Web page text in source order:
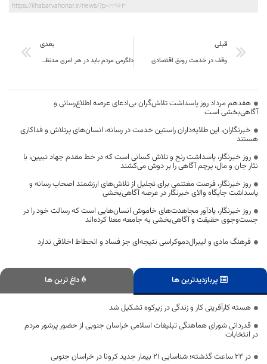
https://khabarvahonar.ir/news/?p=22963
قبلی
وقف در خدمت رونق اقتصادی
بعدی
دلگرمی مردم باید در هر امری مدنظر قرار گیرد
هفدهم مرداد روز پاسداشت تلاش‌گران بی‌ادعای عرصه اطلاع‌رسانی و
آگاهی‌بخشی است
خبرنگاران، این طلایه‌داران راستین خدمت در رسانه، انسان‌های پرتلاش و فداکاری
هستند
روز خبرنگار، پاسداشت رنج و تلاش کسانی است که در خط مقدم جهاد تبیین، با
نثار جان و مال، پرچم آگاهی را بر دوش می‌کشند
روز خبرنگار، فرصت مغتنمی برای تجلیل از تلاش‌های ارزشمند اصحاب رسانه و
پاسداشت جایگاه والای خبرنگار در عرصه آگاهی‌بخشی
روز خبرنگار، یادآور مجاهدت‌های خاموش انسان‌هایی است که رسالت خود را در
جست‌وجوی حقیقت و آگاهی‌بخشی به جامعه معنا کرده‌اند
فرهنگ مادی و لیبرال‌دموکراسی نتیجه‌ای جز فساد و انحطاط اخلاقی ندارد
پربازدیدترین ها داغ ترین ها
هسته کارآفرینی کار و زندگی در زیرکوه تشکیل شد
قدردانی شورای هماهنگی تبلیغات اسلامی خراسان جنوبی از حضور پرشور مردم
در انتخابات
در 24 ساعت گذشته؛ شناسایی 21 بیمار جدید کرونا در خراسان جنوبی